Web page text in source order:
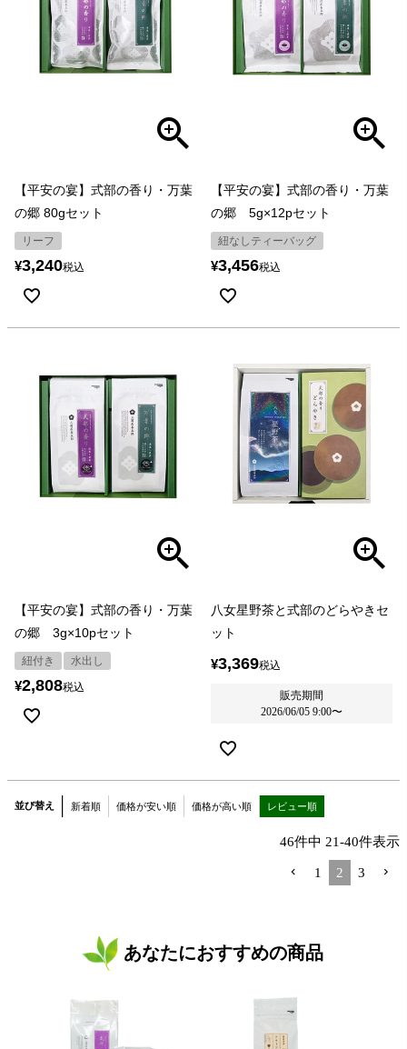
【平安の宴】式部の香り・万葉
の郷 80gセット
リーフ
¥3,240税込
【平安の宴】式部の香り・万葉
の郷 5g×12pセット
紐なしティーバッグ
¥3,456税込
【平安の宴】式部の香り・万葉
の郷 3g×10pセット
紐付き 水出し
¥2,808税込
八女星野茶と式部のどらやきセ
ット
¥3,369税込
販売期間
2026/06/05 9:00〜
並び替え 新着順 価格が安い順 価格が高い順 レビュー順
46件中 21-40件表示
1 2 3
あなたにおすすめの商品